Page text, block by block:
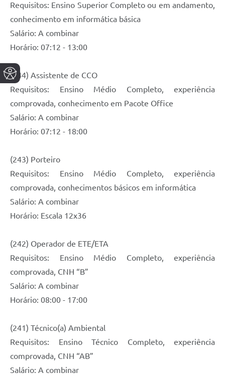
Requisitos: Ensino Superior Completo ou em andamento,
conhecimento em informática básica
Salário: A combinar
Horário: 07:12 - 13:00
(244) Assistente de CCO
Requisitos: Ensino Médio Completo, experiência
comprovada, conhecimento em Pacote Office
Salário: A combinar
Horário: 07:12 - 18:00
(243) Porteiro
Requisitos: Ensino Médio Completo, experiência
comprovada, conhecimentos básicos em informática
Salário: A combinar
Horário: Escala 12x36
(242) Operador de ETE/ETA
Requisitos: Ensino Médio Completo, experiência
comprovada, CNH “B”
Salário: A combinar
Horário: 08:00 - 17:00
(241) Técnico(a) Ambiental
Requisitos: Ensino Técnico Completo, experiência
comprovada, CNH “AB”
Salário: A combinar